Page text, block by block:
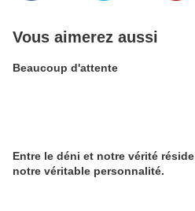
Vous aimerez aussi
Beaucoup d'attente
Entre le déni et notre vérité réside
notre véritable personnalité.